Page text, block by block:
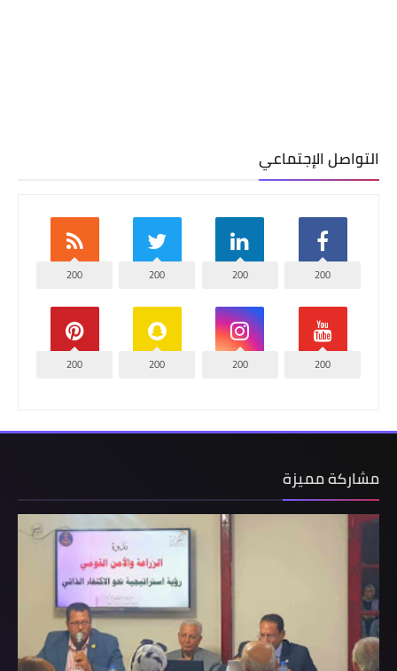
التواصل الإجتماعي
200
200
200
200
200
200
200
200
مشاركة مميزة